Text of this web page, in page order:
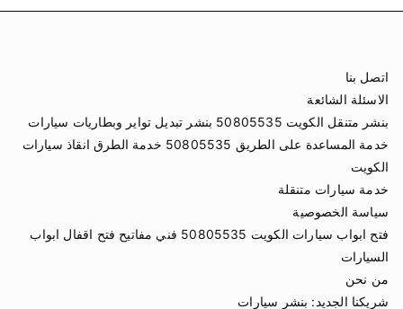
اتصل بنا
الاسئلة الشائعة
بنشر متنقل الكويت 50805535 بنشر تبديل تواير وبطاريات سيارات
خدمة المساعدة على الطريق 50805535 خدمة الطرق انقاذ سيارات
الكويت
خدمة سيارات متنقلة
سياسة الخصوصية
فتح ابواب سيارات الكويت 50805535 فني مفاتيح فتح اقفال ابواب
السيارات
من نحن
شريكنا الجديد: بنشر سيارات